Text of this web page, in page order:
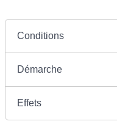
Conditions
Démarche
Effets